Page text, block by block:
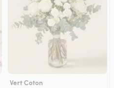
Vert Coton